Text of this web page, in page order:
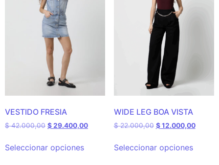
VESTIDO FRESIA
$42.000,00 $29.400,00
Seleccionar opciones
WIDE LEG BOA VISTA
$22.000,00 $12.000,00
Seleccionar opciones